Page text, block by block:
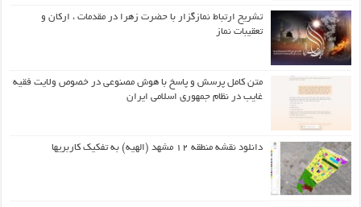
تشریح ارتباط نمازگزار با حضرت زهرا در مقدمات ، ارکان و
تعقیبات نماز
متن کامل پرسش و پاسخ با هوش مصنوعی در خصوص ولایت فقیه
غایب در نظام جمهوری اسلامی ایران
دانلود نقشه منطقه ۱۲ مشهد (الهیه) به تفکیک کاربریها